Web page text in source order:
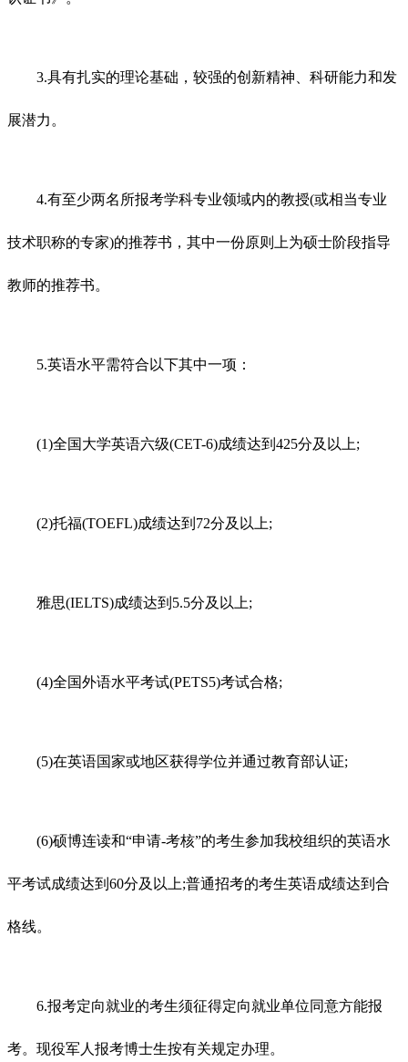
3.具有扎实的理论基础，较强的创新精神、科研能力和发
展潜力。
4.有至少两名所报考学科专业领域内的教授(或相当专业
技术职称的专家)的推荐书，其中一份原则上为硕士阶段指导
教师的推荐书。
5.英语水平需符合以下其中一项：
(1)全国大学英语六级(CET-6)成绩达到425分及以上;
(2)托福(TOEFL)成绩达到72分及以上;
雅思(IELTS)成绩达到5.5分及以上;
(4)全国外语水平考试(PETS5)考试合格;
(5)在英语国家或地区获得学位并通过教育部认证;
(6)硕博连读和“申请-考核”的考生参加我校组织的英语水
平考试成绩达到60分及以上;普通招考的考生英语成绩达到合
格线。
6.报考定向就业的考生须征得定向就业单位同意方能报
考。现役军人报考博士生按有关规定办理。